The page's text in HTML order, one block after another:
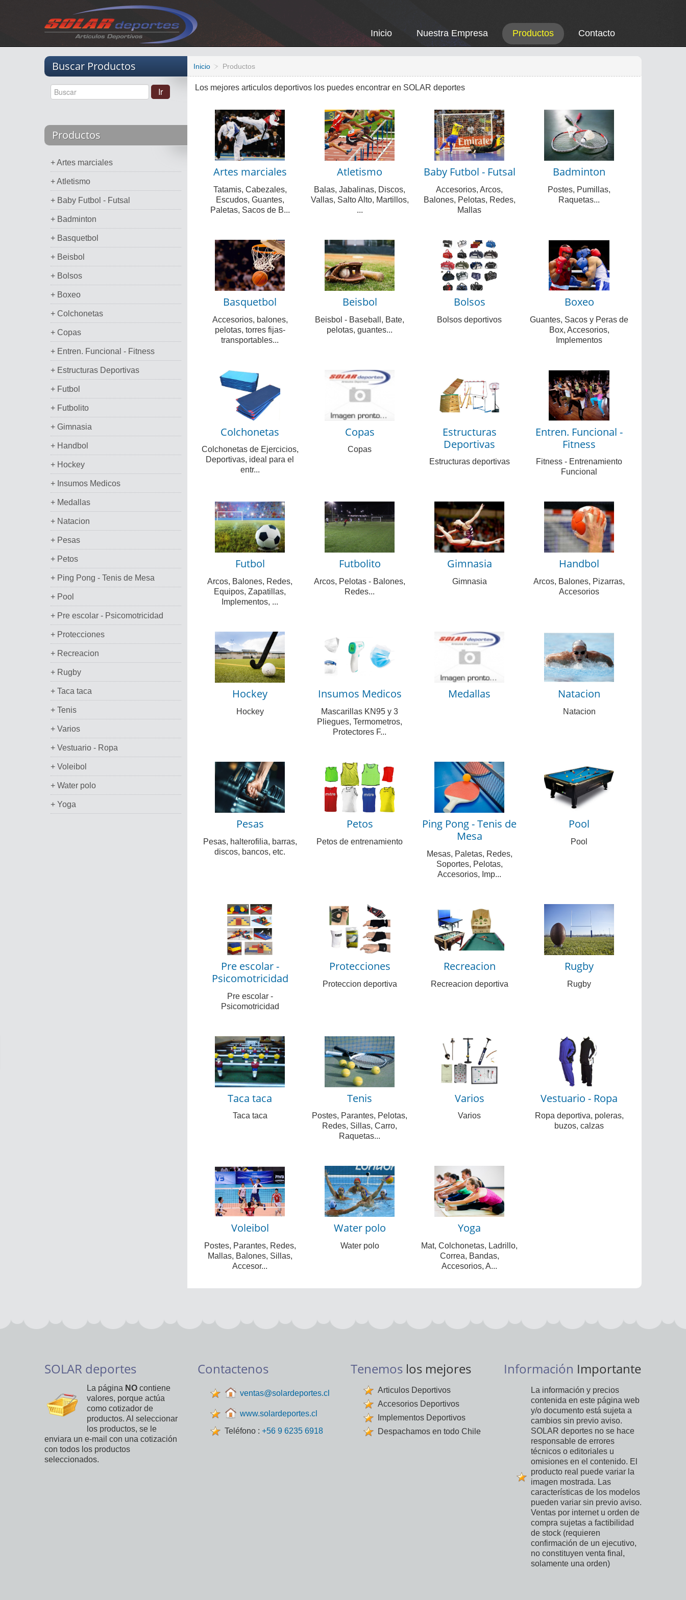
Inicio Nuestra Empresa Productos Contacto
Buscar Productos
Productos
+ Artes marciales
+ Atletismo
+ Baby Futbol - Futsal
+ Badminton
+ Basquetbol
+ Beisbol
+ Bolsos
+ Boxeo
+ Colchonetas
+ Copas
+ Entren. Funcional - Fitness
+ Estructuras Deportivas
+ Futbol
+ Futbolito
+ Gimnasia
+ Handbol
+ Hockey
+ Insumos Medicos
+ Medallas
+ Natacion
+ Pesas
+ Petos
+ Ping Pong - Tenis de Mesa
+ Pool
+ Pre escolar - Psicomotricidad
+ Protecciones
+ Recreacion
+ Rugby
+ Taca taca
+ Tenis
+ Varios
+ Vestuario - Ropa
+ Voleibol
+ Water polo
+ Yoga
Inicio Productos
Los mejores articulos deportivos los puedes encontrar en SOLAR deportes
Artes marciales
Tatamis, Cabezales,
Escudos, Guantes,
Paletas, Sacos de B...
Atletismo
Balas, Jabalinas, Discos,
Vallas, Salto Alto, Martillos,
...
Baby Futbol - Futsal
Accesorios, Arcos,
Balones, Pelotas, Redes,
Mallas
Badminton
Postes, Pumillas,
Raquetas...
Basquetbol
Accesorios, balones,
pelotas, torres fijas-
transportables...
Beisbol
Beisbol - Baseball, Bate,
pelotas, guantes...
Bolsos
Bolsos deportivos
Boxeo
Guantes, Sacos y Peras de
Box, Accesorios,
Implementos
Colchonetas
Colchonetas de Ejercicios,
Deportivas, ideal para el
entr...
Copas
Copas
Estructuras
Deportivas
Estructuras deportivas
Entren. Funcional -
Fitness
Fitness - Entrenamiento
Funcional
Futbol
Arcos, Balones, Redes,
Equipos, Zapatillas,
Implementos, ...
Futbolito
Arcos, Pelotas - Balones,
Redes...
Gimnasia
Gimnasia
Handbol
Arcos, Balones, Pizarras,
Accesorios
Hockey
Hockey
Insumos Medicos
Mascarillas KN95 y 3
Pliegues, Termometros,
Protectores F...
Medallas Natacion
Natacion
Pesas
Pesas, halterofilia, barras,
discos, bancos, etc.
Petos
Petos de entrenamiento
Ping Pong - Tenis de
Mesa
Mesas, Paletas, Redes,
Soportes, Pelotas,
Accesorios, Imp...
Pool
Pool
Pre escolar -
Psicomotricidad
Pre escolar -
Psicomotricidad
Protecciones
Proteccion deportiva
Recreacion
Recreacion deportiva
Rugby
Rugby
Taca taca
Taca taca
Tenis
Postes, Parantes, Pelotas,
Redes, Sillas, Carro,
Raquetas...
Varios
Varios
Vestuario - Ropa
Ropa deportiva, poleras,
buzos, calzas
Voleibol
Postes, Parantes, Redes,
Mallas, Balones, Sillas,
Accesor...
Water polo
Water polo
Yoga
Mat, Colchonetas, Ladrillo,
Correa, Bandas,
Accesorios, A...
SOLAR deportes
La página NO contiene
valores, porque actúa
como cotizador de
productos. Al seleccionar
los productos, se le
enviara un e-mail con una cotización
con todos los productos
seleccionados.
Contactenos
ventas@solardeportes.cl
www.solardeportes.cl
Teléfono : +56 9 6235 6918
Tenemos los mejores
Articulos Deportivos
Accesorios Deportivos
Implementos Deportivos
Despachamos en todo Chile
Información Importante
La información y precios
contenida en este página web
y/o documento está sujeta a
cambios sin previo aviso.
SOLAR deportes no se hace
responsable de errores
técnicos o editoriales u
omisiones en el contenido. El
producto real puede variar la
imagen mostrada. Las
características de los modelos
pueden variar sin previo aviso.
Ventas por internet u orden de
compra sujetas a factibilidad
de stock (requieren
confirmación de un ejecutivo,
no constituyen venta final,
solamente una orden)